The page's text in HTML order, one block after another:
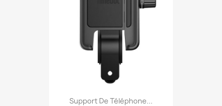
Support De Téléphone...